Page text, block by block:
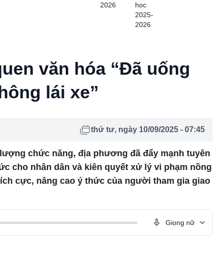
2026
học
2025-
2026
văn hóa “Đã uống
lái xe”
thứ tư, ngày 10/09/2025 - 07:45
chức năng, địa phương đã đẩy mạnh tuyên
cho nhân dân và kiên quyết xử lý vi phạm nồng
cực, nâng cao ý thức của người tham gia giao
Giọng nữ